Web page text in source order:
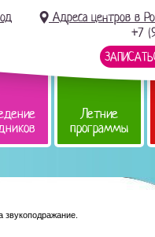
Адреса центров в
+7
Летние
программы